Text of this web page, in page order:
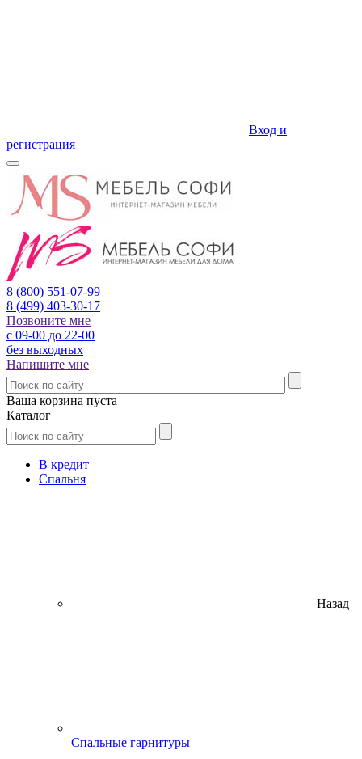
Вход и
регистрация
8 (800) 551-07-99
8 (499) 403-30-17
Позвоните мне
с 09-00 до 22-00
без выходных
Напишите мне
Ваша корзина пуста
Каталог
В кредит
Спальня
Назад
Спальные гарнитуры